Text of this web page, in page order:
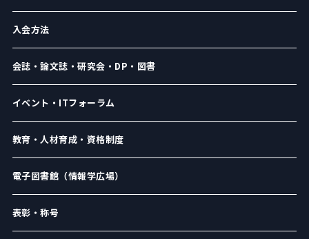
入会方法
会誌・論文誌・研究会・DP・図書
イベント・ITフォーラム
教育・人材育成・資格制度
電子図書館（情報学広場）
表彰・称号